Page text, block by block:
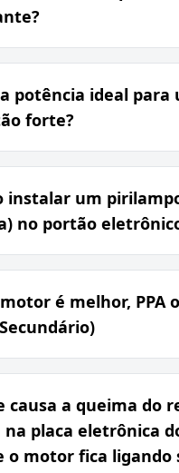
potência ideal
forte?
instalar um
no portão
é melhor, PPA
causa a queima do
placa eletrônica
o motor fica ligando